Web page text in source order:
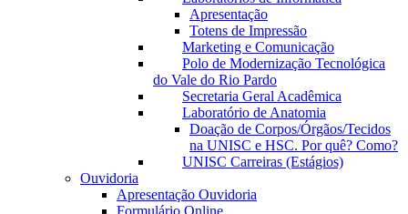
Apresentação
Totens de Impressão
Marketing e Comunicação
Polo de Modernização Tecnológica
do Vale do Rio Pardo
Secretaria Geral Acadêmica
Laboratório de Anatomia
Doação de Corpos/Órgãos/Tecidos
na UNISC e HSC. Por quê? Como?
UNISC Carreiras (Estágios)
Ouvidoria
Apresentação Ouvidoria